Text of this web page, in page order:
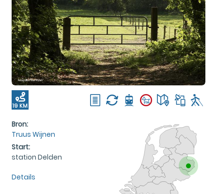
19 KM
Bron:
Truus Wijnen
Start:
station Delden
Details